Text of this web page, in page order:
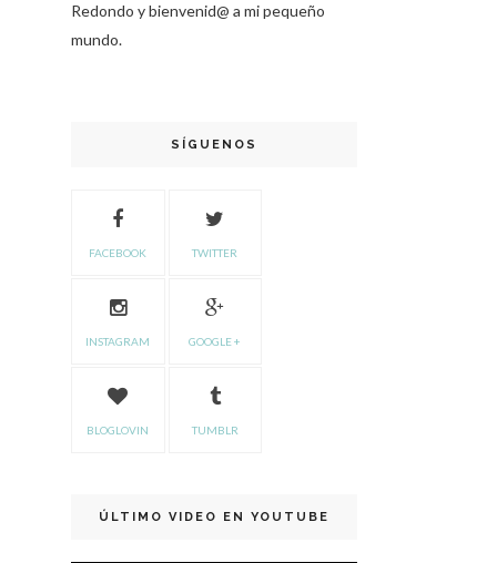
Redondo y bienvenid@ a mi pequeño
mundo.
SÍGUENOS
FACEBOOK TWITTER
INSTAGRAM GOOGLE +
BLOGLOVIN TUMBLR
ÚLTIMO VIDEO EN YOUTUBE